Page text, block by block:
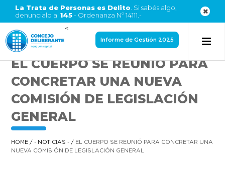
La Trata de Personas es Delito . Si sabés algo,
denuncialo al 145- Ordenanza Nº 14111.-
<
Informe de Gestión 2025
EL CUERPO SE REUNIÓ PARA
CONCRETAR UNA NUEVA
COMISIÓN DE LEGISLACIÓN
GENERAL
HOME /- NOTICIAS - / EL CUERPO SE REUNIÓ PARA CONCRETAR UNA
NUEVA COMISIÓN DE LEGISLACIÓN GENERAL